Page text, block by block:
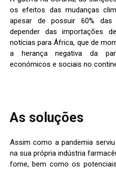
os efeitos das mudanças
apesar de possuir 60%
depender das importações
notícias para África, que de
a herança negativa da
económicos e sociais no
As soluções
Assim como a pandemia
na sua própria indústria
fome, bem como os